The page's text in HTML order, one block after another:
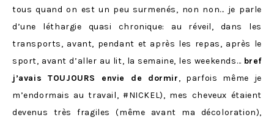
tous quand on est un peu surmenés, non non… je parle
d’une léthargie quasi chronique: au réveil, dans les
transports, avant, pendant et après les repas, après le
sport, avant d’aller au lit, la semaine, les weekends… bref
j’avais TOUJOURS envie de dormir, parfois même je
m’endormais au travail, #NICKEL), mes cheveux étaient
devenus très fragiles (même avant ma décoloration),